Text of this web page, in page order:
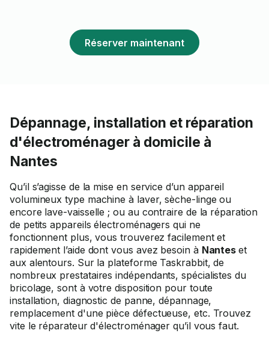
Réserver maintenant
Dépannage, installation et réparation
d'électroménager à domicile à
Nantes
Qu’il s’agisse de la mise en service d’un appareil
volumineux type machine à laver, sèche-linge ou
encore lave-vaisselle ; ou au contraire de la réparation
de petits appareils électroménagers qui ne
fonctionnent plus, vous trouverez facilement et
rapidement l’aide dont vous avez besoin à Nanteset
aux alentours. Sur la plateforme Taskrabbit, de
nombreux prestataires indépendants, spécialistes du
bricolage, sont à votre disposition pour toute
installation, diagnostic de panne, dépannage,
remplacement d'une pièce défectueuse, etc. Trouvez
vite le réparateur d'électroménager qu’il vous faut.